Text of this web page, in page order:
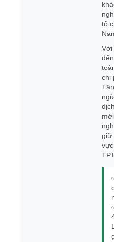
tổ
Với
chi
giữ